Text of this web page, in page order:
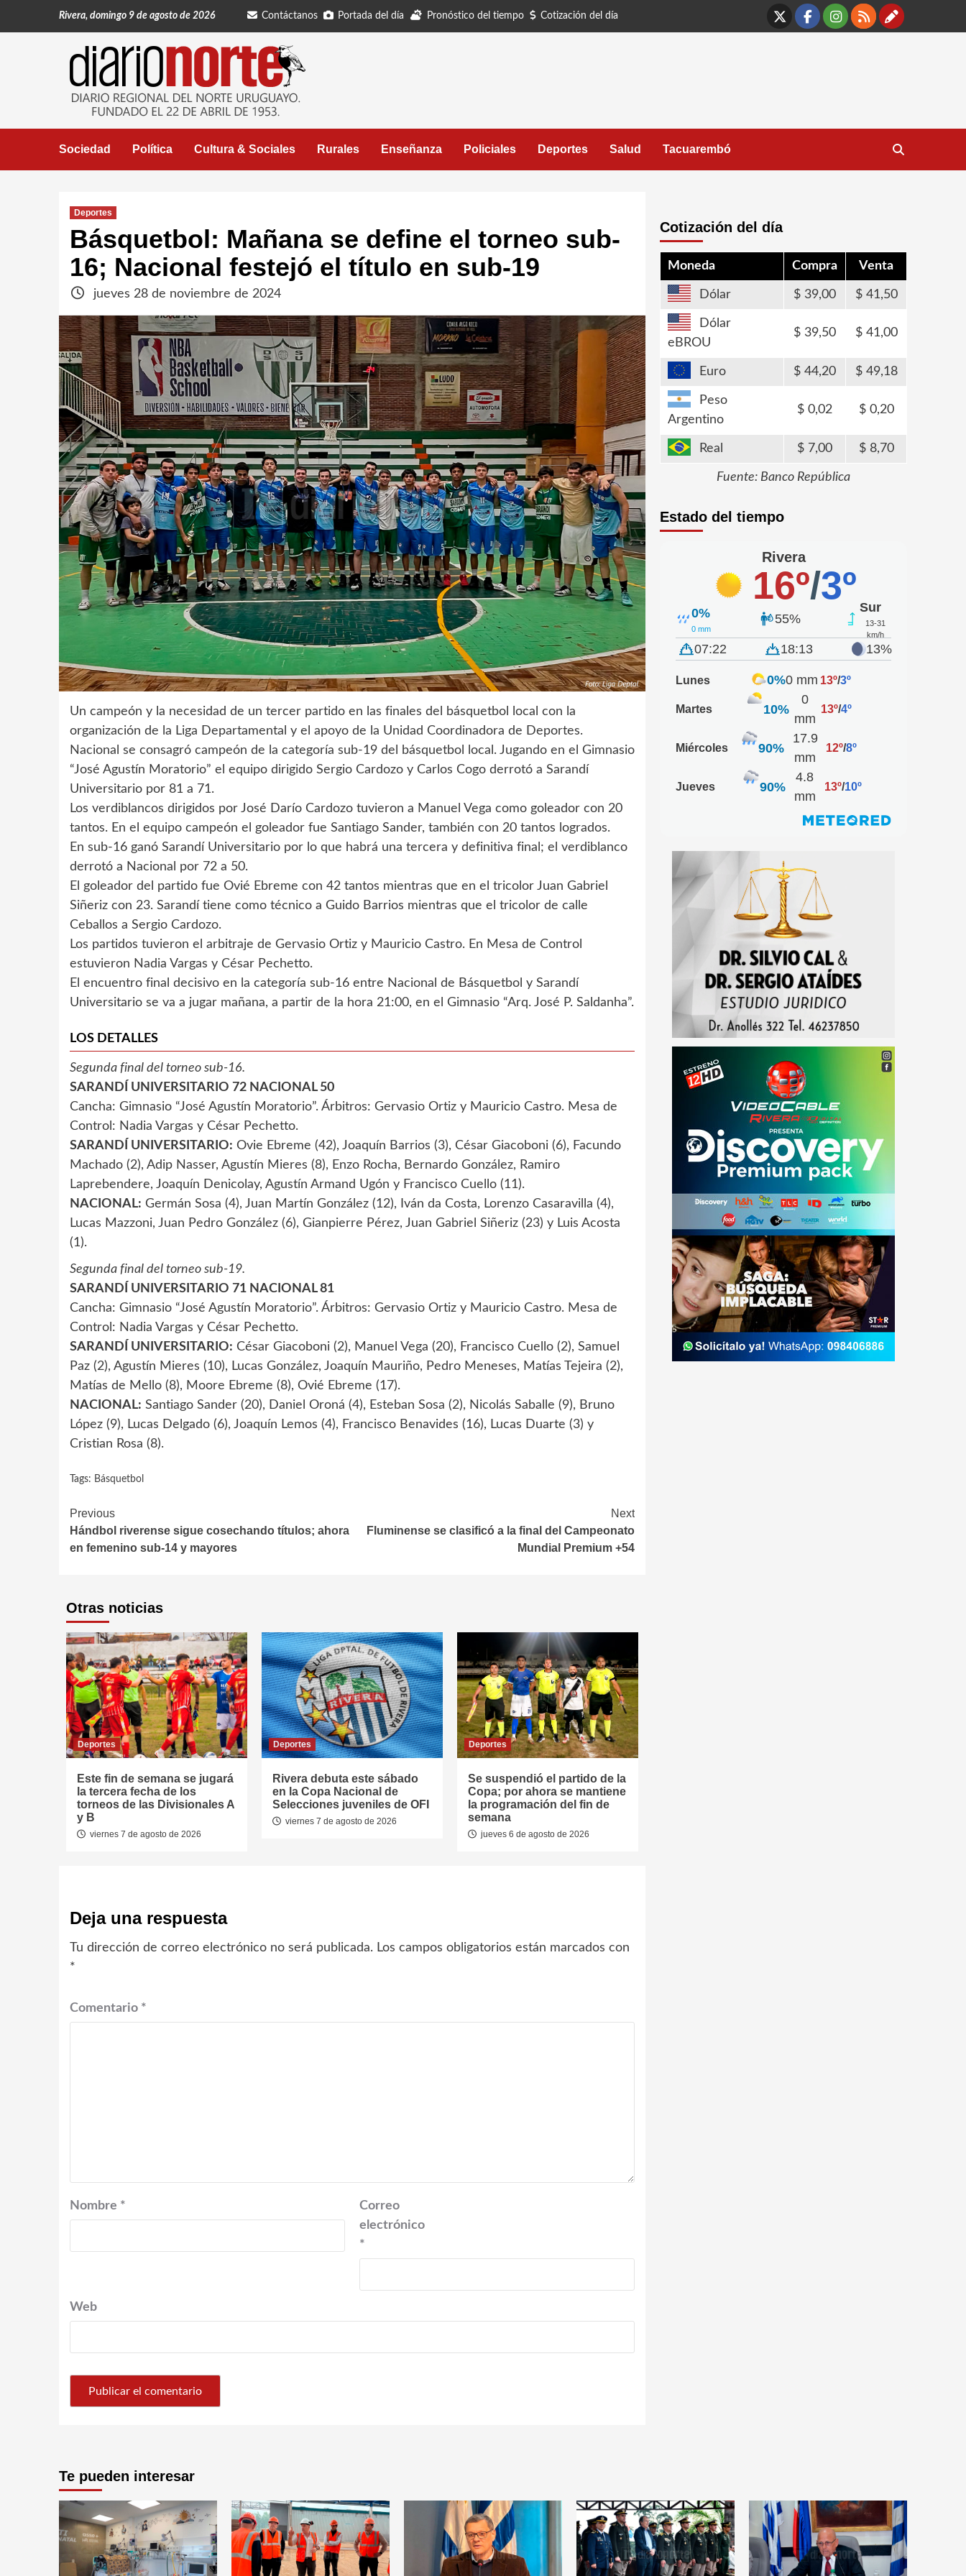
Rivera, domingo 9 de agosto de 2026 Contáctanos Portada del día Pronóstico del tiempo Cotización del día
X Facebook
Instagram
RSS
Sociedad Política Cultura & Sociales Rurales Enseñanza Policiales Deportes Salud Tacuarembó
Deportes
Básquetbol: Mañana se define el torneo sub-
16; Nacional festejó el título en sub-19
jueves 28 de noviembre de 2024
Un campeón y la necesidad de un tercer partido en las finales del básquetbol local con la
organización de la Liga Departamental y el apoyo de la Unidad Coordinadora de Deportes.
Nacional se consagró campeón de la categoría sub-19 del básquetbol local. Jugando en el Gimnasio
“José Agustín Moratorio” el equipo dirigido Sergio Cardozo y Carlos Cogo derrotó a Sarandí
Universitario por 81 a 71.
Los verdiblancos dirigidos por José Darío Cardozo tuvieron a Manuel Vega como goleador con 20
tantos. En el equipo campeón el goleador fue Santiago Sander, también con 20 tantos logrados.
En sub-16 ganó Sarandí Universitario por lo que habrá una tercera y definitiva final; el verdiblanco
derrotó a Nacional por 72 a 50.
El goleador del partido fue Ovié Ebreme con 42 tantos mientras que en el tricolor Juan Gabriel
Siñeriz con 23. Sarandí tiene como técnico a Guido Barrios mientras que el tricolor de calle
Ceballos a Sergio Cardozo.
Los partidos tuvieron el arbitraje de Gervasio Ortiz y Mauricio Castro. En Mesa de Control
estuvieron Nadia Vargas y César Pechetto.
El encuentro final decisivo en la categoría sub-16 entre Nacional de Básquetbol y Sarandí
Universitario se va a jugar mañana, a partir de la hora 21:00, en el Gimnasio “Arq. José P. Saldanha”.
LOS DETALLES
Segunda final del torneo sub-16.
SARANDÍ UNIVERSITARIO 72 NACIONAL 50
Cancha: Gimnasio “José Agustín Moratorio”. Árbitros: Gervasio Ortiz y Mauricio Castro. Mesa de
Control: Nadia Vargas y César Pechetto.
SARANDÍ UNIVERSITARIO: Ovie Ebreme (42), Joaquín Barrios (3), César Giacoboni (6), Facundo
Machado (2), Adip Nasser, Agustín Mieres (8), Enzo Rocha, Bernardo González, Ramiro
Laprebendere, Joaquín Denicolay, Agustín Armand Ugón y Francisco Cuello (11).
NACIONAL: Germán Sosa (4), Juan Martín González (12), Iván da Costa, Lorenzo Casaravilla (4),
Lucas Mazzoni, Juan Pedro González (6), Gianpierre Pérez, Juan Gabriel Siñeriz (23) y Luis Acosta
(1).
Segunda final del torneo sub-19.
SARANDÍ UNIVERSITARIO 71 NACIONAL 81
Cancha: Gimnasio “José Agustín Moratorio”. Árbitros: Gervasio Ortiz y Mauricio Castro. Mesa de
Control: Nadia Vargas y César Pechetto.
SARANDÍ UNIVERSITARIO: César Giacoboni (2), Manuel Vega (20), Francisco Cuello (2), Samuel
Paz (2), Agustín Mieres (10), Lucas González, Joaquín Mauriño, Pedro Meneses, Matías Tejeira (2),
Matías de Mello (8), Moore Ebreme (8), Ovié Ebreme (17).
NACIONAL: Santiago Sander (20), Daniel Oroná (4), Esteban Sosa (2), Nicolás Saballe (9), Bruno
López (9), Lucas Delgado (6), Joaquín Lemos (4), Francisco Benavides (16), Lucas Duarte (3) y
Cristian Rosa (8).
Tags: Básquetbol
Continue
Reading
Previous
Hándbol riverense sigue cosechando títulos; ahora
en femenino sub-14 y mayores
Next
Fluminense se clasificó a la final del Campeonato
Mundial Premium +54
Otras noticias
Deportes
Este fin de semana se jugará
la tercera fecha de los
torneos de las Divisionales A
y B
viernes 7 de agosto de 2026
Deportes
Rivera debuta este sábado
en la Copa Nacional de
Selecciones juveniles de OFI
viernes 7 de agosto de 2026
Deportes
Se suspendió el partido de la
Copa; por ahora se mantiene
la programación del fin de
semana
jueves 6 de agosto de 2026
Deja una respuesta
Tu dirección de correo electrónico no será publicada. Los campos obligatorios están marcados con
*
Comentario *
Nombre *
Correo
electrónico
*
Web
Cotización del día
Moneda Compra Venta
Dólar 39,00 41,50
Dólar
eBROU
39,50 41,00
Euro 44,20 49,18
Peso
Argentino
0,02 0,20
Real 7,00 8,70
Fuente: Banco República
Estado del tiempo
Rivera
16º/3º
0%
0 mm
55%
Sur
13-31
km/h
07:22 18:13 13%
Lunes 0%0 mm 13º/3º
Martes 10%
0
mm
13º/4º
Miércoles 90%
17.9
mm
12º/8º
Jueves 90%
4.8
mm
13º/10º
Te pueden interesar